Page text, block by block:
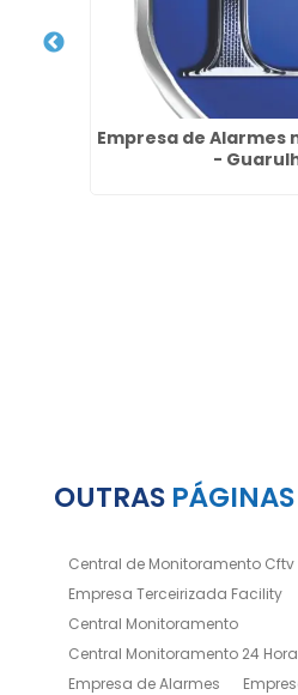
Empresa de Alarmes
-
OUTRAS PÁGINAS
Central de Monitoramento Cftv
Empresa Terceirizada Facility
Central Monitoramento
Central Monitoramento 24
Empresa de Alarmes